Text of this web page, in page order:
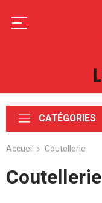
CATÉGORIES
Accueil Coutellerie
Coutellerie